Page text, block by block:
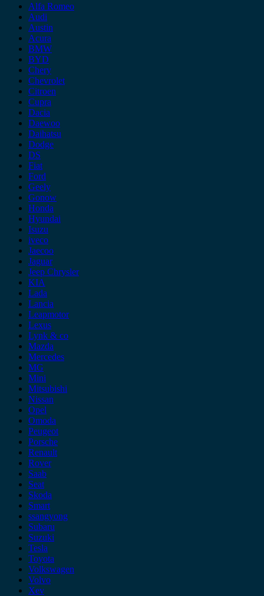
Alfa Romeo
Audi
Austin
Acura
BMW
BYD
Chery
Chevrolet
Citroen
Cupra
Dacia
Daewoo
Daihatsu
Dodge
DS
Fiat
Ford
Geely
Gonow
Honda
Hyundai
Isuzu
iveco
Jaecoo
Jaguar
Jeep Chrysler
KIA
Lada
Lancia
Leapmotor
Lexus
Lynk & co
Mazda
Mercedes
MG
Mini
Mitsubishi
Nissan
Opel
Omoda
Peugeot
Porsche
Renault
Rover
Saab
Seat
Skoda
Smart
ssangyong
Subaru
Suzuki
Tesla
Toyota
Volkswagen
Volvo
Xev